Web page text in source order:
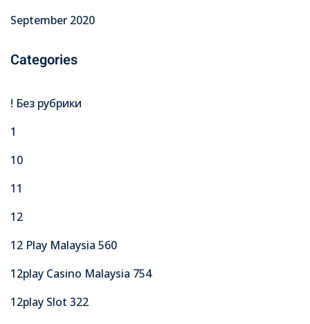
September 2020
Categories
! Без рубрики
1
10
11
12
12 Play Malaysia 560
12play Casino Malaysia 754
12play Slot 322